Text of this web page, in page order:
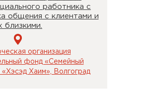
работника с
общения с клиентами и
близкими.
организация
фонд «Семейный
Хаим», Волгоград